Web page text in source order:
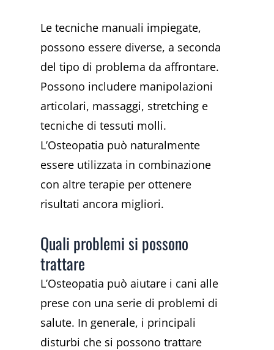
Le tecniche manuali impiegate,
possono essere diverse, a seconda
del tipo di problema da affrontare.
Possono includere manipolazioni
articolari, massaggi, stretching e
tecniche di tessuti molli.
L’Osteopatia può naturalmente
essere utilizzata in combinazione
con altre terapie per ottenere
risultati ancora migliori.
Quali problemi si possono
trattare
L’Osteopatia può aiutare i cani alle
prese con una serie di problemi di
salute. In generale, i principali
disturbi che si possono trattare